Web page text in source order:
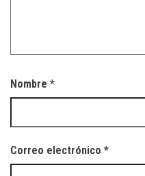
Nombre *
Correo electrónico *